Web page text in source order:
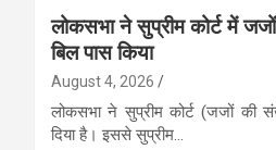
लोकसभा ने सुप्रीम कोर्ट में
बिल पास किया
August 4, 2026
लोकसभा ने सुप्रीम कोर्ट (जजों की
दिया है। इससे सुप्रीम…